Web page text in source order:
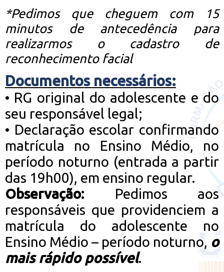
*Pedimos que cheguem com 15
minutos de antecedência para
realizarmos o cadastro de
reconhecimento facial
Documentos necessários:
• RG original do adolescente e do
seu responsável legal;
• Declaração escolar confirmando
matrícula no Ensino Médio, no
período noturno (entrada a partir
das 19h00), em ensino regular.
Observação: Pedimos aos
responsáveis que providenciem a
matrícula do adolescente no
Ensino Médio – período noturno, o
mais rápido possível.